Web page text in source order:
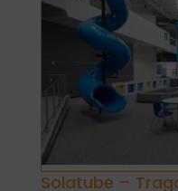
Solatube –